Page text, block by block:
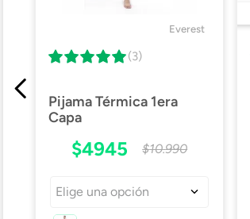
Certificado Caltex
Everest
(3)
Pijama Térmica 1era
Capa
$4945 $10.990
Elige una opción